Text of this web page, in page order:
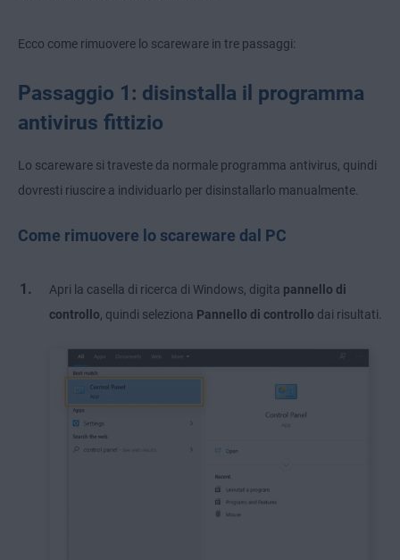
Ecco come rimuovere lo scareware in tre passaggi:
Passaggio 1: disinstalla il programma
antivirus fittizio
Lo scareware si traveste da normale programma antivirus, quindi
dovresti riuscire a individuarlo per disinstallarlo manualmente.
Come rimuovere lo scareware dal PC
Apri la casella di ricerca di Windows, digita pannello di
controllo , quindi seleziona Pannello di controllo dai risultati.